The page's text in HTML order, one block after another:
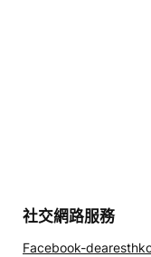
社交網路服務
Facebook-